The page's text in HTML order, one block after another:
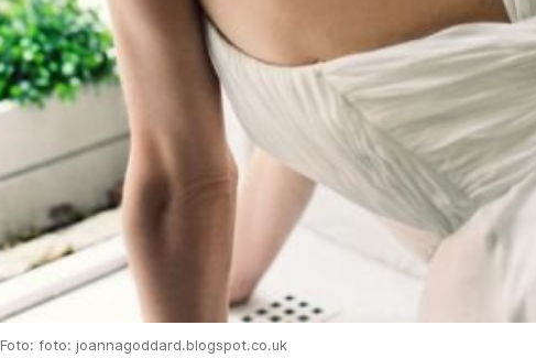
Foto: foto: joannagoddard.blogspot.co.uk